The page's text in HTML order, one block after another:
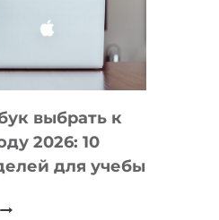
СОЗДАВАТЬ
выбрать к
2026: 10
для учебы
КАКОЙ